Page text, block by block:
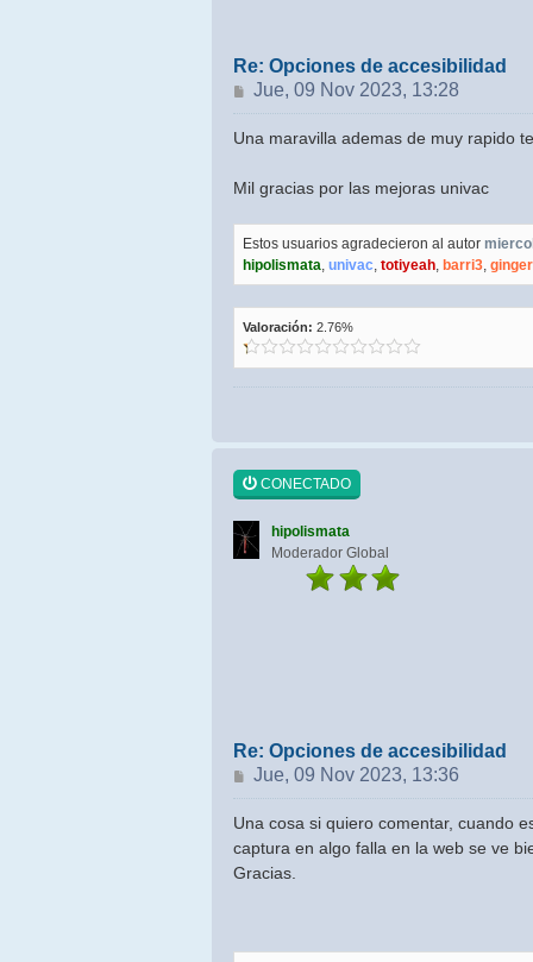
Re: Opciones de accesibilidad
Mensaje
Jue, 09 Nov 2023, 13:28
Una maravilla ademas de muy rapido
Mil gracias por las mejoras univac
Estos usuarios agradecieron al autor
hipolismata, univac, totiyeah, barri3,
Valoración: 2.76%
CONECTADO
hipolismata
Moderador Global
Re: Opciones de accesibilidad
Mensaje
Jue, 09 Nov 2023, 13:36
Una cosa si quiero comentar, cuando
captura en algo falla en la web se ve
Gracias.